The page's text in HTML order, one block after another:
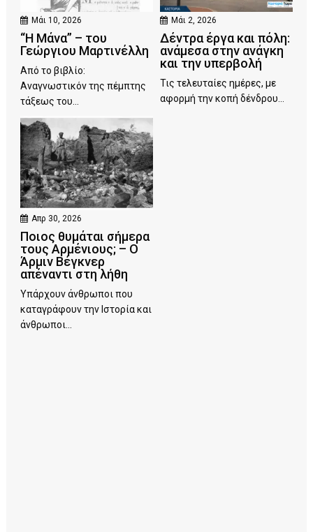
Μάι 10, 2026
“Η Μάνα” – του
Γεώργιου Μαρτινέλλη
Από το βιβλίο:
Αναγνωστικόν της πέμπτης
τάξεως του...
Μάι 2, 2026
Δέντρα έργα και πόλη:
ανάμεσα στην ανάγκη
και την υπερβολή
Τις τελευταίες ημέρες, με
αφορμή την κοπή δένδρου...
Απρ 30, 2026
Ποιος θυμάται σήμερα
τους Αρμένιους; – Ο
Άρμιν Βέγκνερ
απέναντι στη λήθη
Υπάρχουν άνθρωποι που
καταγράφουν την Ιστορία και
άνθρωποι...